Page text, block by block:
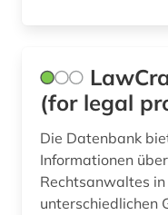
(for legal
Die Datenbank
Informationen
Rechtsanwaltes
unterschiedlichen